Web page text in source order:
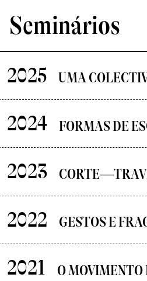
Seminários
2025 UMA
2024 FORMAS DE
2023
2022 GESTOS E
2021 O MOVIMENTO